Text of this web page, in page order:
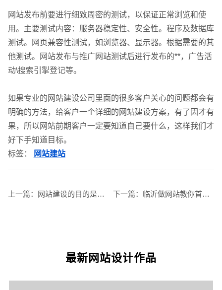
网站发布前要进行细致周密的测试，以保证正常浏览和使
用。主要测试内容：服务器稳定性、安全性。程序及数据库
测试。网页兼容性测试，如浏览器、显示器。根据需要的其
他测试。网站发布与推广网站测试后进行发布的**，广告活
动\搜索引掣登记等。
如果专业的网站建设公司里面的很多客户关心的问题都会有
明确的方法，给客户一个详细的网站建设方案，有了因才有
果，所以网站前期客户一定要知道自己要什么，这样我们才
好下手知道目标。
标签：
网站建站
上一篇： 网站建设的目的是什么？ 下一篇： 临沂做网站教你首页如何规划?
最新网站设计作品
企业网站建设 · 营销型网站建设 · SEO搜索优
英文及多语言网站建设